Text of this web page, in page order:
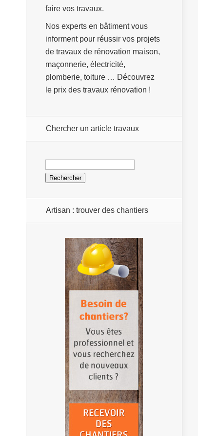
faire vos travaux.
Nos experts en bâtiment vous
informent pour réussir vos projets
de travaux de rénovation maison,
maçonnerie, électricité,
plomberie, toiture … Découvrez
le prix des travaux rénovation !
Chercher un article travaux
Rechercher :
Artisan : trouver des chantiers